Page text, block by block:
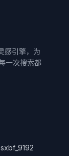
感引擎，为
一次搜索都